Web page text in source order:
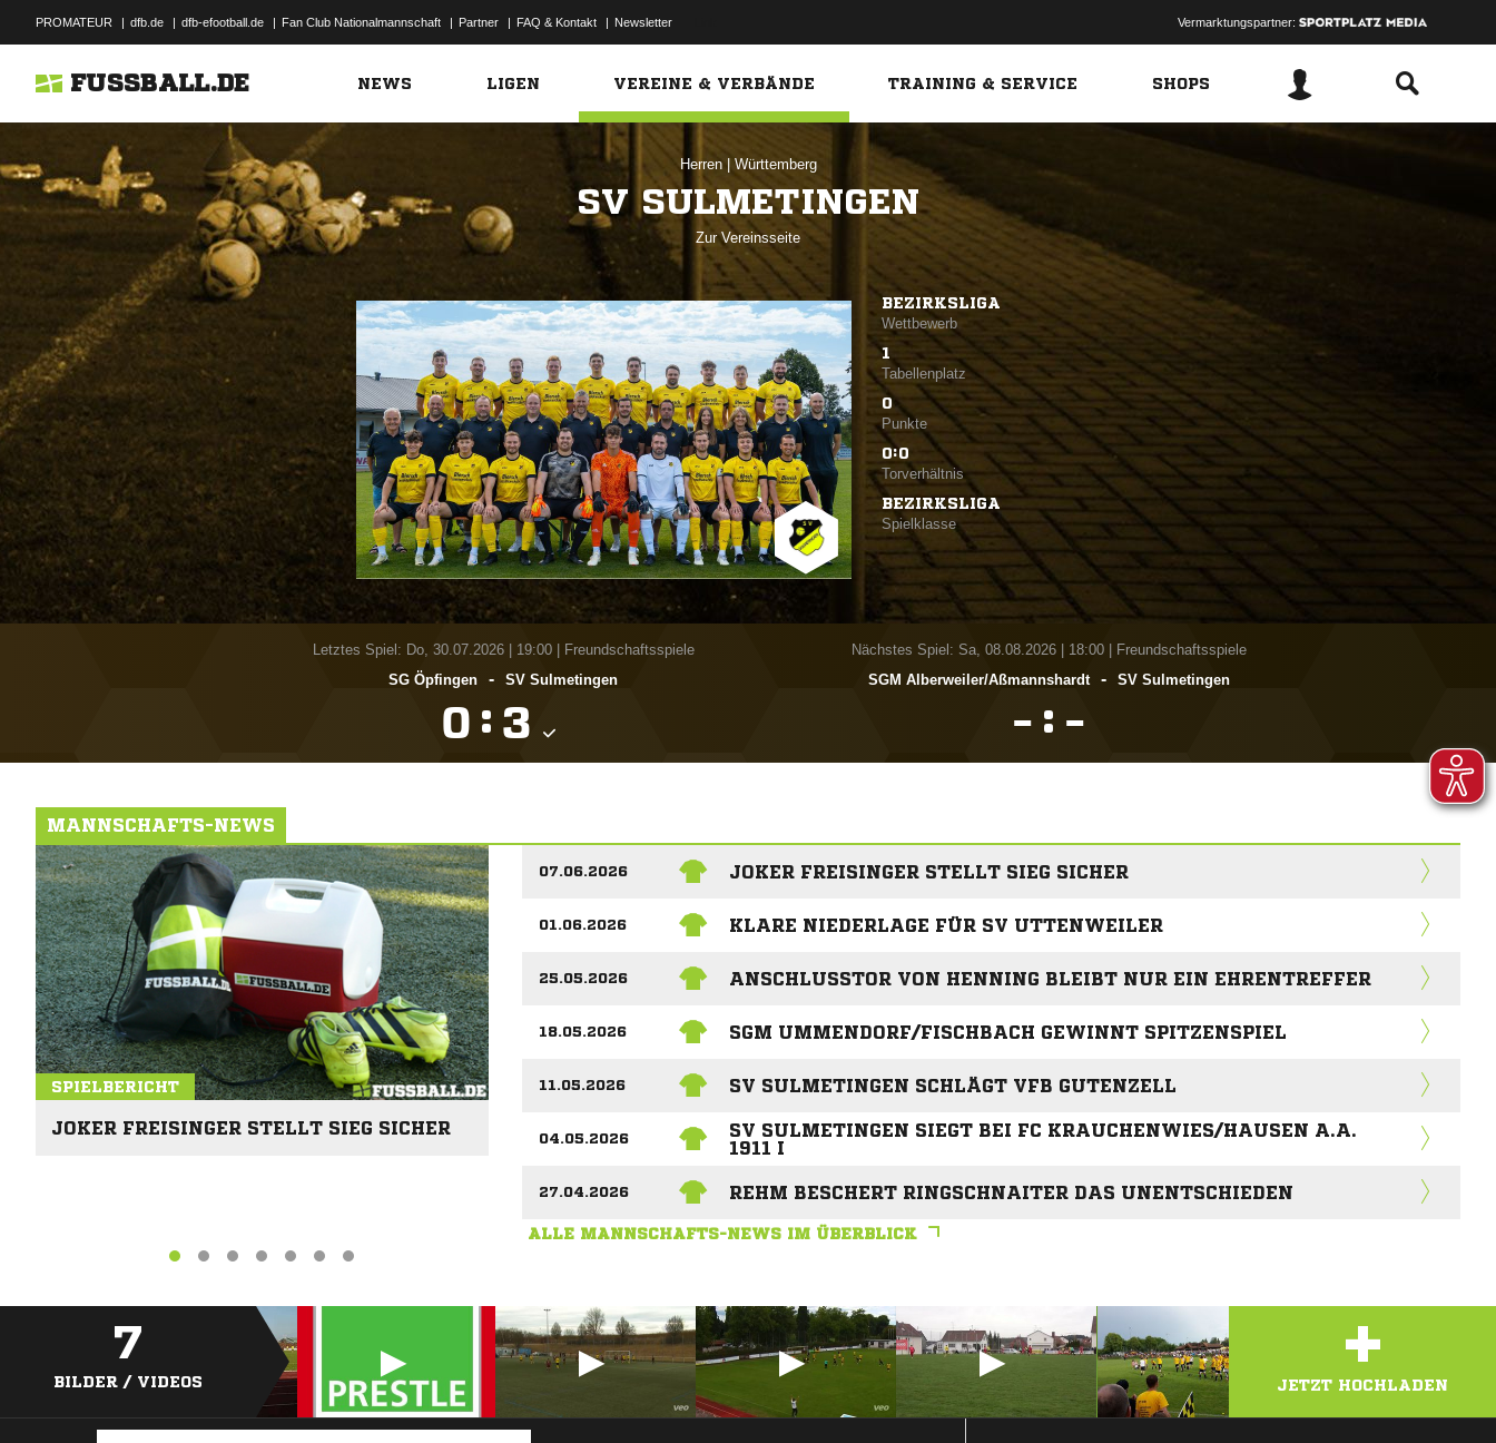
PROMATEUR | dfb.de | dfb-efootball.de | Fan Club Nationalmannschaft | Partner | FAQ & Kontakt | Newsletter Vermarktungspartner:
FUSSBALL.DE NEWS LIGEN VEREINE & VERBÄNDE TRAINING & SERVICE SHOPS
Herren Württemberg
SV SULMETINGEN
Zur Vereinsseite
BEZIRKSLIGA
Wettbewerb
1
Tabellenplatz
0
Punkte
0:0
Torverhältnis
BEZIRKSLIGA
Spielklasse
Letztes Spiel: Do, 30.07.2026| 19:00 | Freundschaftsspiele
SG Öpfingen
- SV Sulmetingen
 : 
Nächstes Spiel: Sa, 08.08.2026| 18:00 | Freundschaftsspiele
SGM Alberweiler/​Aßmannshardt
- SV Sulmetingen
 : 
MANNSCHAFTS-NEWS
SPIELBERICHT
JOKER FREISINGER STELLT SIEG SICHER
07.06.2026 JOKER FREISINGER STELLT SIEG SICHER
01.06.2026 KLARE NIEDERLAGE FÜR SV UTTENWEILER
25.05.2026 ANSCHLUSSTOR VON HENNING BLEIBT NUR EIN EHRENTREFFER
18.05.2026 SGM UMMENDORF/FISCHBACH GEWINNT SPITZENSPIEL
11.05.2026 SV SULMETINGEN SCHLÄGT VFB GUTENZELL
04.05.2026
SV SULMETINGEN SIEGT BEI FC KRAUCHENWIES/HAUSEN A.A.
1911 I
27.04.2026 REHM BESCHERT RINGSCHNAITER DAS UNENTSCHIEDEN
ALLE MANNSCHAFTS-NEWS IM ÜBERBLICK
7
BILDER / VIDEOS +
JETZT HOCHLADEN